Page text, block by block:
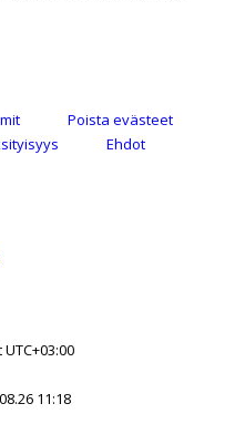
Poista evästeet
Ehdot
UTC+03:00
11:18